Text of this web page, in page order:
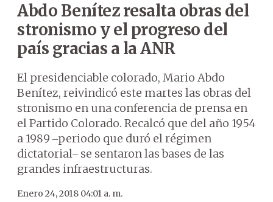
Abdo Benítez resalta obras del
stronismo y el progreso del
país gracias a la ANR
El presidenciable colorado, Mario Abdo
Benítez, reivindicó este martes las obras del
stronismo en una conferencia de prensa en
el Partido Colorado. Recalcó que del año 1954
a 1989 ‒periodo que duró el régimen
dictatorial‒ se sentaron las bases de las
grandes infraestructuras.
Enero 24, 2018 04:01 a. m.